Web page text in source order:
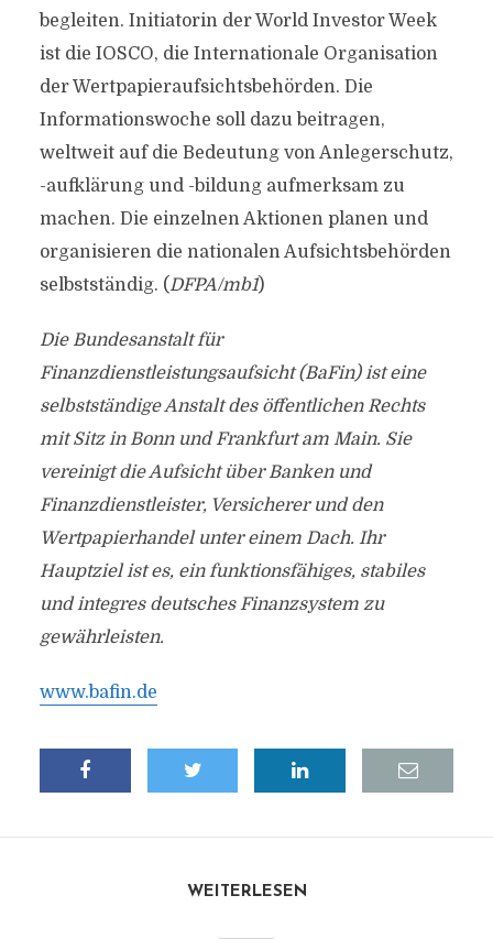
begleiten. Initiatorin der World Investor Week
ist die IOSCO, die Internationale Organisation
der Wertpapieraufsichtsbehörden. Die
Informationswoche soll dazu beitragen,
weltweit auf die Bedeutung von Anlegerschutz,
-aufklärung und -bildung aufmerksam zu
machen. Die einzelnen Aktionen planen und
organisieren die nationalen Aufsichtsbehörden
selbstständig. (DFPA/mb1)
Die Bundesanstalt für
Finanzdienstleistungsaufsicht (BaFin) ist eine
selbstständige Anstalt des öffentlichen Rechts
mit Sitz in Bonn und Frankfurt am Main. Sie
vereinigt die Aufsicht über Banken und
Finanzdienstleister, Versicherer und den
Wertpapierhandel unter einem Dach. Ihr
Hauptziel ist es, ein funktionsfähiges, stabiles
und integres deutsches Finanzsystem zu
gewährleisten.
www.bafin.de
WEITERLESEN